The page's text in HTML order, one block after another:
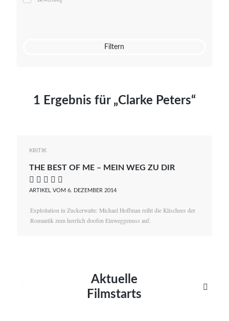
Mato von Vogelstein
Filtern
1 Ergebnis für „Clarke Peters“
KRITIK
THE BEST OF ME – MEIN WEG ZU DIR
    
ARTIKEL VOM 6. DEZEMBER 2014
Exploitation in Zuckerwatte: Michael Hoffman reiht die Klischees der
Romantik zum herrlich doofen Einweggenuss auf.
Aktuelle
Filmstarts
